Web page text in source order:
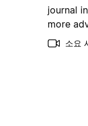
journal
more
소요